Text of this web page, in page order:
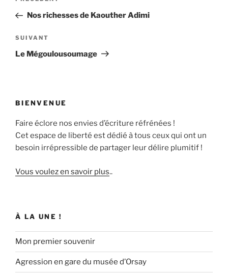
l’article
précédent
Nos richesses de Kaouther Adimi
Article
suivant
SUIVANT
Le Mégoulousoumage
BIENVENUE
Faire éclore nos envies d’écriture réfrénées !
Cet espace de liberté est dédié à tous ceux qui ont un
besoin irrépressible de partager leur délire plumitif !
Vous voulez en savoir plus..
À LA UNE !
Mon premier souvenir
Agression en gare du musée d’Orsay